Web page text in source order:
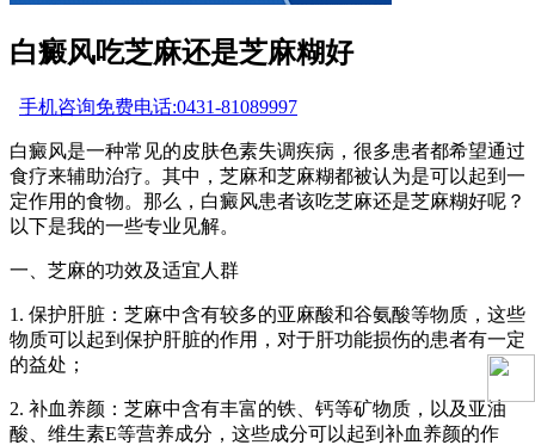
白癜风吃芝麻还是芝麻糊好
手机咨询免费电话:0431-81089997
白癜风是一种常见的皮肤色素失调疾病，很多患者都希望通过
食疗来辅助治疗。其中，芝麻和芝麻糊都被认为是可以起到一
定作用的食物。那么，白癜风患者该吃芝麻还是芝麻糊好呢？
以下是我的一些专业见解。
一、芝麻的功效及适宜人群
1. 保护肝脏：芝麻中含有较多的亚麻酸和谷氨酸等物质，这些
物质可以起到保护肝脏的作用，对于肝功能损伤的患者有一定
的益处；
2. 补血养颜：芝麻中含有丰富的铁、钙等矿物质，以及亚油
酸、维生素E等营养成分，这些成分可以起到补血养颜的作